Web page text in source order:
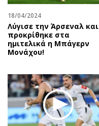
Περιβάλλον
Ελλάδα
Κόσμος
Παράξενα
Σινεμά
Θέατρο-Χορός
Μουσική
Εικαστικά
18/04/2024
Λύγισε την Άρσεναλ και
προκρίθηκε στα
ημιτελικά η Μπάγερν
Μονάχου!